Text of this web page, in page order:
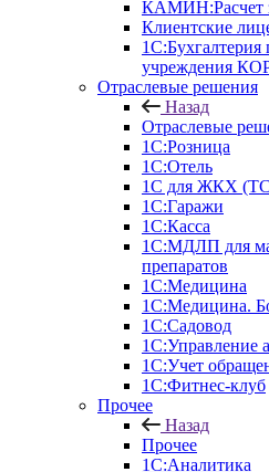
КАМИН:Расчет
Клиентские
1С:Бухгалтерия
учреждения
Отраслевые решения
Назад
Отраслевые
1С:Розница
1С:Отель
1С для ЖКХ
1С:Гаражи
1С:Касса
1С:МДЛП для
препаратов
1С:Медицина
1С:Медицина.
1С:Садовод
1С:Управление
1С:Учет
1С:Фитнес-клуб
Прочее
Назад
Прочее
1С:Аналитика